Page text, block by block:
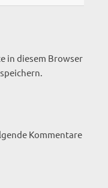
in diesem Browser
Kommentare